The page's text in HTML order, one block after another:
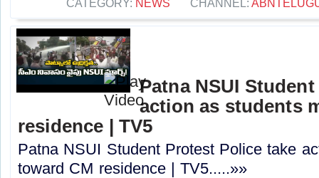
CATEGORY: NEWS CHANNEL:
Patna NSUI
action as students
residence | TV5
Patna NSUI Student Protest Police take
toward CM residence | TV5.....»»